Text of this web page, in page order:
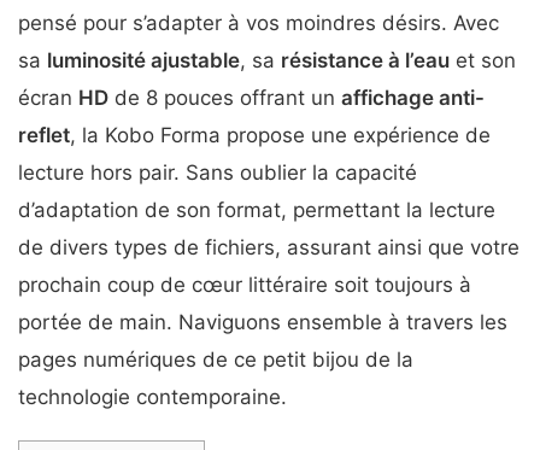
pensé pour s’adapter à vos moindres désirs. Avec
sa luminosité ajustable, sa résistance à l’eau et son
écran HD de 8 pouces offrant un affichage anti-
reflet, la Kobo Forma propose une expérience de
lecture hors pair. Sans oublier la capacité
d’adaptation de son format, permettant la lecture
de divers types de fichiers, assurant ainsi que votre
prochain coup de cœur littéraire soit toujours à
portée de main. Naviguons ensemble à travers les
pages numériques de ce petit bijou de la
technologie contemporaine.